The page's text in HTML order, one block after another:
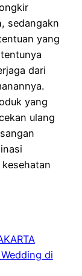
sedangakn
yang
dari
yang
ulang
di